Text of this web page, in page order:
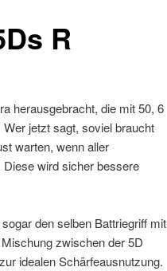
R
herausgebracht, die mit 50, 6
jetzt sagt, soviel braucht
warten, wenn aller
wird sicher bessere
den selben Battriegriff mit
zwischen der 5D
idealen Schärfeausnutzung.